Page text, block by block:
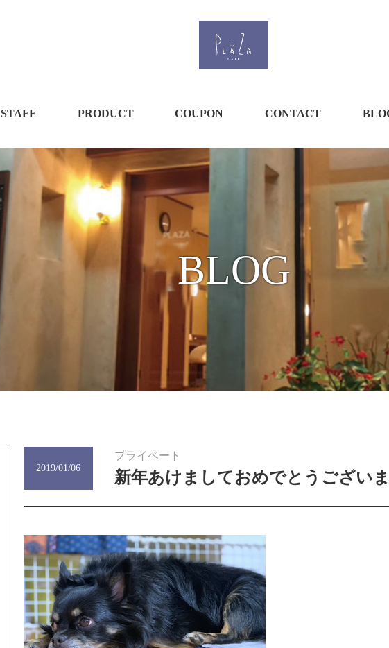
STAFF PRODUCT COUPON CONTACT
BLOG
2019/01/06
プライベート
新年あけましておめでとうござい